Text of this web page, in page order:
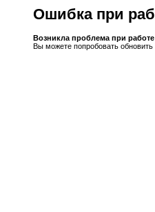
Ошибка при
Возникла проблема при
Вы можете попробовать обновить